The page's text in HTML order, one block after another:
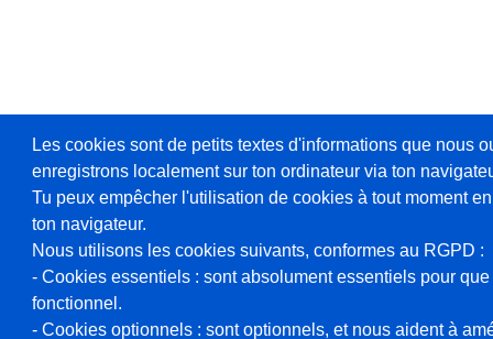
Les cookies sont de petits textes d'informations que nous
enregistrons localement sur ton ordinateur via ton
Tu peux empêcher l'utilisation de cookies à tout moment
ton navigateur.
Nous utilisons les cookies suivants, conformes au RGPD :
- Cookies essentiels : sont absolument essentiels pour
fonctionnel.
- Cookies optionnels : sont optionnels, et nous aident à